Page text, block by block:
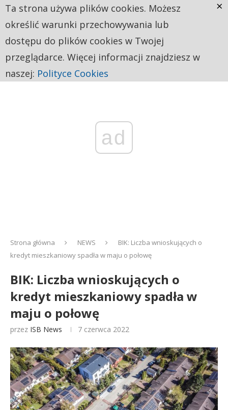
ad
Strona główna NEWS
BIK: Liczba wnioskujących o
kredyt mieszkaniowy spadła w maju o połowę
BIK: Liczba wnioskujących o
kredyt mieszkaniowy spadła w
maju o połowę
przez ISB News 7 czerwca 2022
Ta strona używa plików cookies. Możesz
określić warunki przechowywania lub
dostępu do plików cookies w Twojej
przeglądarce. Więcej informacji znajdziesz w
naszej: Polityce Cookies
×